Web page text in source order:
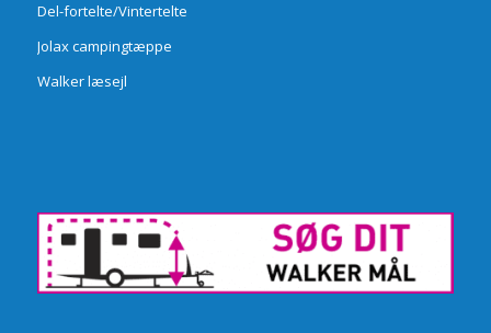
Del-fortelte/Vintertelte
Jolax campingtæppe
Walker læsejl